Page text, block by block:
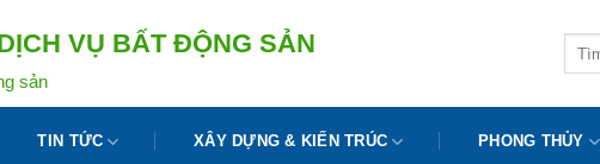
VỤ BẤT ĐỘNG SẢN
sản
TIN TỨC XÂY DỰNG & KIẾN TRÚC PHONG THỦY